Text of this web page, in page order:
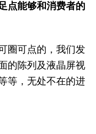
点能够和消费者的
圈可点的，我们发
的陈列及液晶屏视
等，无处不在的进